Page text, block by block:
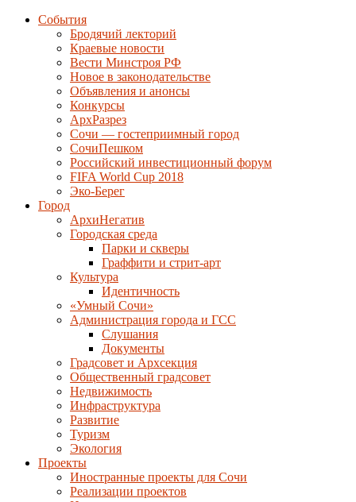
События
Бродячий лекторий
Краевые новости
Вести Минстроя РФ
Новое в законодательстве
Объявления и анонсы
Конкурсы
АрхРазрез
Сочи — гостеприимный город
СочиПешком
Российский инвестиционный форум
FIFA World Cup 2018
Эко-Берег
Город
АрхиНегатив
Городская среда
Парки и скверы
Граффити и стрит-арт
Культура
Идентичность
«Умный Сочи»
Администрация города и ГСС
Слушания
Документы
Градсовет и Архсекция
Общественный градсовет
Недвижимость
Инфраструктура
Развитие
Туризм
Экология
Проекты
Иностранные проекты для Сочи
Реализации проектов